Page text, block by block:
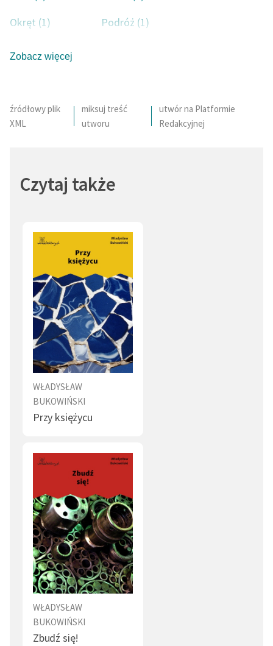
Deklaracja dostępności
Okręt (1)
Podróż (1)
Życie jako wędrówka (1)
Zobacz więcej
źródłowy plik
XML
miksuj treść
utworu
utwór na Platformie
Redakcyjnej
Czytaj także
WŁADYSŁAW
BUKOWIŃSKI
Przy księżycu
WŁADYSŁAW
BUKOWIŃSKI
Zbudź się!